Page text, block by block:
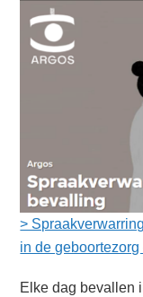
>
in de
Elke dag bevallen